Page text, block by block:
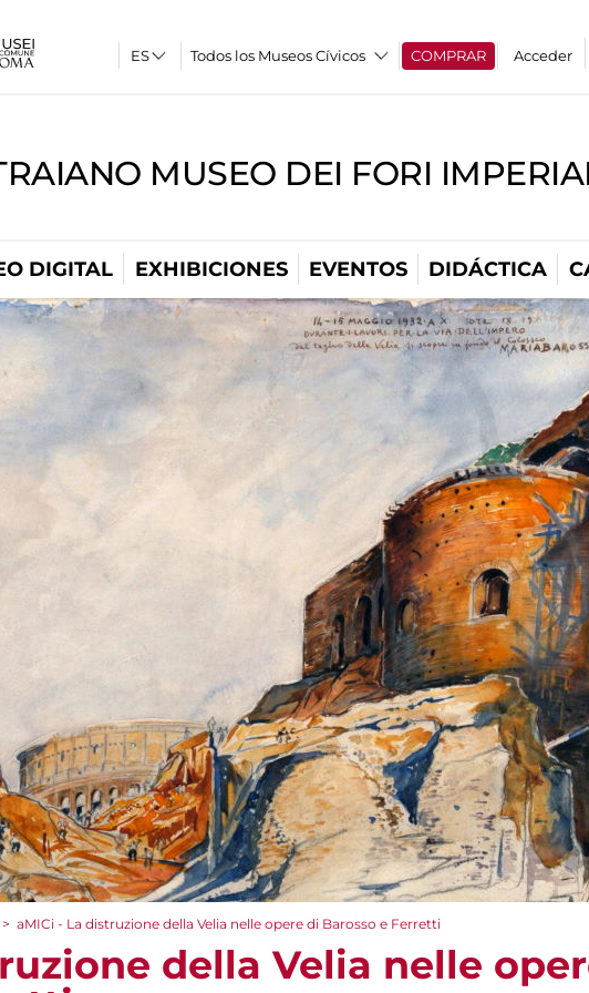
Todos los Museos Cívicos COMPRAR Acceder
MUSEO DEI FORI
DIGITAL EXHIBICIONES EVENTOS DIDÁCTICA
> aMICi - La distruzione della Velia nelle opere di Barosso e Ferretti
della Velia nelle